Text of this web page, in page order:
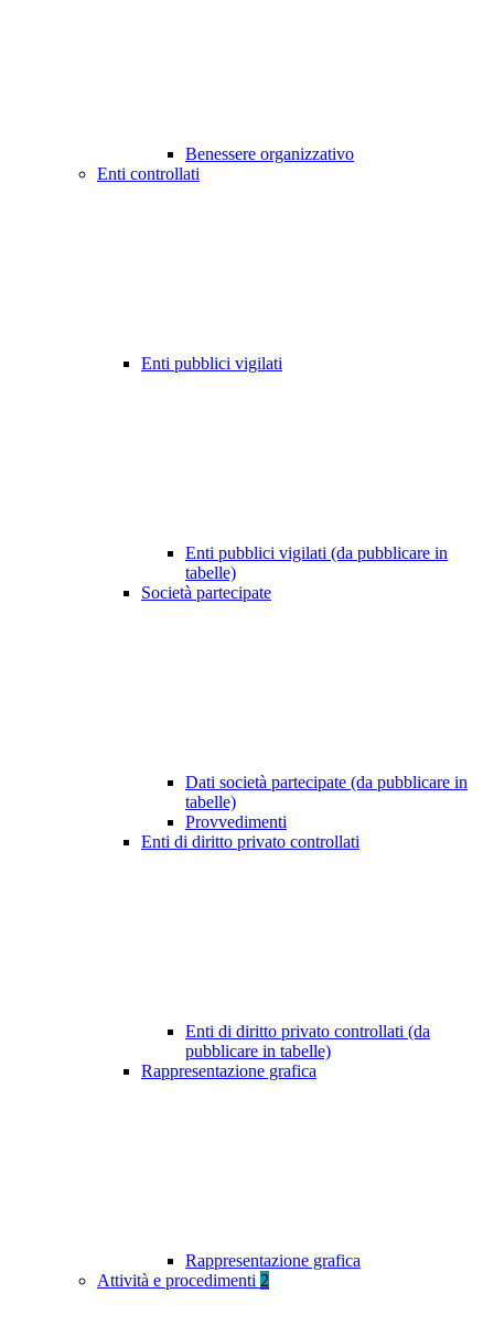
Benessere organizzativo
Enti controllati
Enti pubblici vigilati
Enti pubblici vigilati (da pubblicare in
tabelle)
Società partecipate
Dati società partecipate (da pubblicare in
tabelle)
Provvedimenti
Enti di diritto privato controllati
Enti di diritto privato controllati (da
pubblicare in tabelle)
Rappresentazione grafica
Rappresentazione grafica
Attività e procedimenti 2